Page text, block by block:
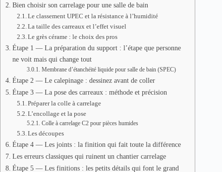
Bien choisir son carrelage pour une salle de bain
Le classement UPEC et la résistance à l’humidité
La taille des carreaux et l’effet visuel
Le grès cérame : le choix des pros
Étape 1 — La préparation du support : l’étape que personne
ne voit mais qui change tout
Membrane d’étanchéité liquide pour salle de bain (SPEC)
Étape 2 — Le calepinage : dessinez avant de coller
Étape 3 — La pose des carreaux : méthode et précision
Préparer la colle à carrelage
L’encollage et la pose
Colle à carrelage C2 pour pièces humides
Les découpes
Étape 4 — Les joints : la finition qui fait toute la différence
Les erreurs classiques qui ruinent un chantier carrelage
Étape 5 — Les finitions : les petits détails qui font le grand